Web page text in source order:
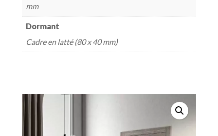
mm
Dormant
Cadre en latté (80 x 40 mm)